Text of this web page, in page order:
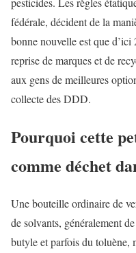
fédérale, décident de la
bonne nouvelle est que
reprise de marques et de
aux gens de meilleures
collecte des DDD.
Pourquoi cette
comme déchet
Une bouteille ordinaire de
de solvants, généralement
butyle et parfois du toluène,